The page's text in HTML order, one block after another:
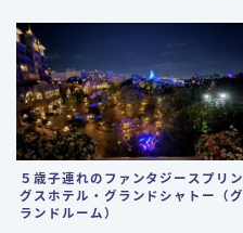
５歳子連れのファンタジースプリン
グスホテル・グランドシャトー（グ
ランドルーム）